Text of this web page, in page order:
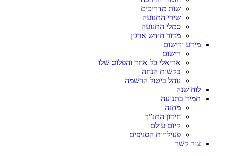
שות מדריכים
שירי התנועה
סמלי התנועה
מדור חודש ארגון
מידע ורישום
רישום
אריאלי כל אחד והפלוס שלו
בקשות הנחה
נוהל ביטול הרשמה
לוח שנה
תמיד בתנועה
מחנה
חידון התנ”ך
קיום עולם
פעילויות הסניפים
צור קשר